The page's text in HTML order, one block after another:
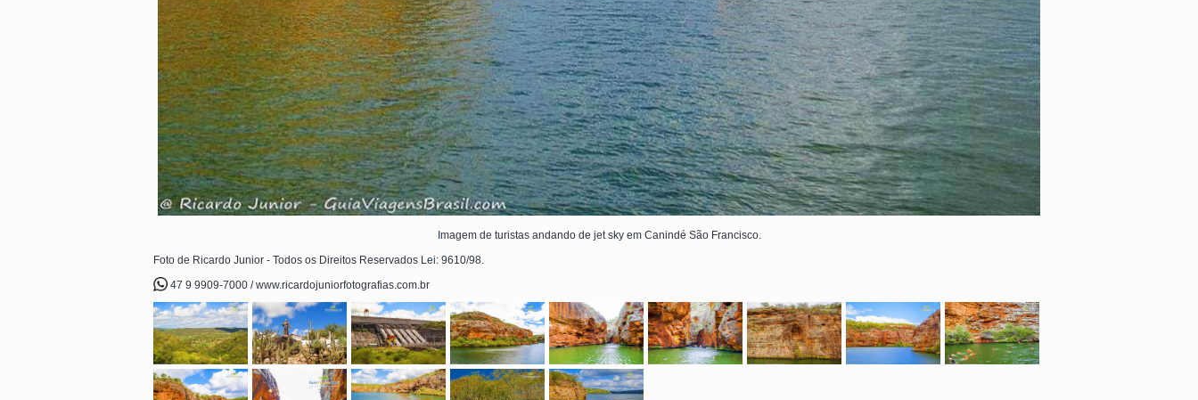
Imagem de turistas andando de jet sky em Canindé São Francisco.
Foto de Ricardo Junior - Todos os Direitos Reservados Lei: 9610/98.
47 9 9909-7000 / www.ricardojuniorfotografias.com.br